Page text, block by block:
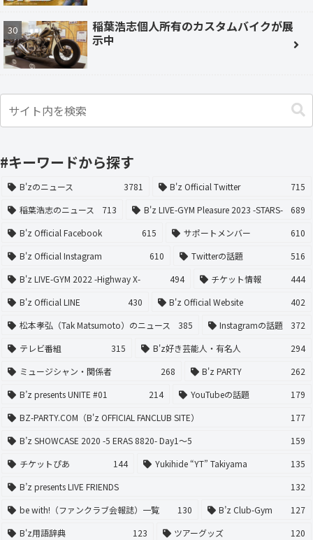
稲葉浩志個人所有のカスタムバイクが展
示中
#キーワードから探す
B'zのニュース 3781 B'z Official Twitter
715
稲葉浩志のニュース
713 B'z LIVE-GYM Pleasure 2023 -STARS-
689
B'z Official Facebook
615 サポートメンバー
610
B'z Official Instagram
610 Twitterの話題
516
B'z LIVE-GYM 2022 -Highway X-
494 チケット情報
444
B'z Official LINE
430 B'z Official Website
402
松本孝弘（Tak Matsumoto）のニュース
385 Instagramの話題
372
テレビ番組
315 B'z好き芸能人・有名人
294
ミュージシャン・関係者
268 B'z PARTY
262
B’z presents UNITE #01
214 YouTubeの話題
179
BZ-PARTY.COM（B'z OFFICIAL FANCLUB SITE）
177
B’z SHOWCASE 2020 -5 ERAS 8820- Day1〜5
159
チケットぴあ
144 Yukihide “YT” Takiyama
135
B’z presents LIVE FRIENDS
132
be with!（ファンクラブ会報誌）一覧
130 B’z Club-Gym
127
B'z用語辞典
123 ツアーグッズ
120